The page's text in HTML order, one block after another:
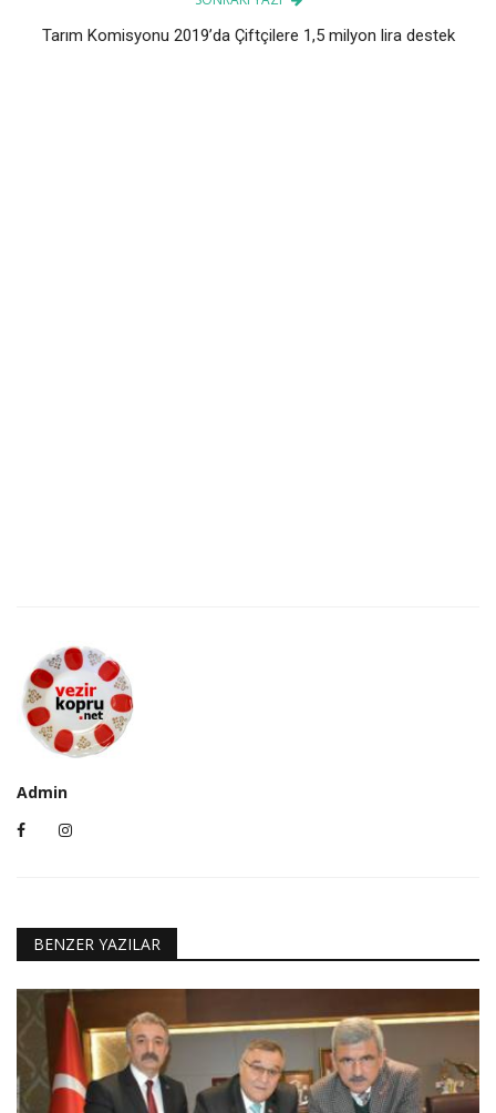
Tarım Komisyonu 2019’da Çiftçilere 1,5 milyon lira destek
Admin
BENZER YAZILAR